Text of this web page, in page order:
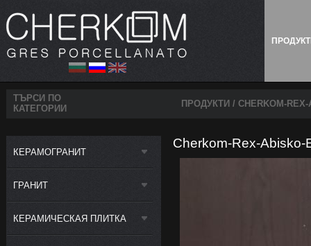
ТЪРСИ ПО
КАТЕГОРИИ
ПРОДУКТИ / CHERKOM-
КЕРАМОГРАНИТ
ГРАНИТ
КЕРАМИЧЕСКАЯ ПЛИТКА
Cherkom-Rex-